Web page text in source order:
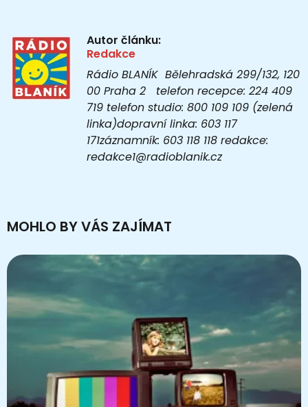
Autor článku:
Redakce
Rádio BLANÍK Bělehradská 299/132, 120
00 Praha 2 telefon recepce: 224 409
719 telefon studio: 800 109 109 (zelená
linka)dopravní linka: 603 117
171záznamník: 603 118 118 redakce:
redakce1@radioblanik.cz
MOHLO BY VÁS ZAJÍMAT